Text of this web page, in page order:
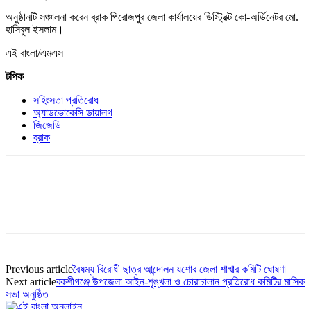
অনুষ্ঠানটি সঞ্চালনা করেন ব্রাক পিরোজপুর জেলা কার্যালয়ের ডিস্ট্রিক্ট কো-অর্ডিনেটর মো.
হাসিবুল ইসলাম।
এই বাংলা/এমএস
টপিক
সহিংসতা প্রতিরোধ
অ্যাডভোকেসি ডায়ালগ
জিজেডি
ব্রাক
Previous articleবৈষম্য বিরোধী ছাত্র আন্দোলন যশোর জেলা শাখার কমিটি ঘোষণা
Next articleবকশীগঞ্জে উপজেলা আইন-শৃঙ্খলা ও চোরাচালান প্রতিরোধ কমিটির মাসিক
সভা অনুষ্ঠিত